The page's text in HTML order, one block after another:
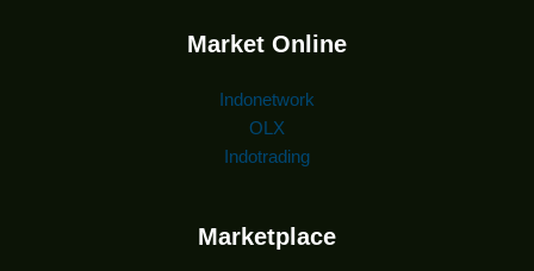
Market Online
Indonetwork
OLX
Indotrading
Marketplace